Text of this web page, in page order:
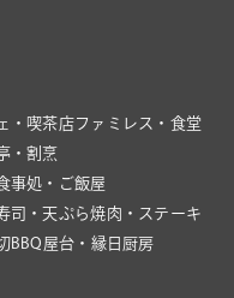
・喫茶店ファミレス・食堂
・割烹
事処・ご飯屋
司・天ぷら焼肉・ステーキ
BBQ 屋台・縁日 厨房